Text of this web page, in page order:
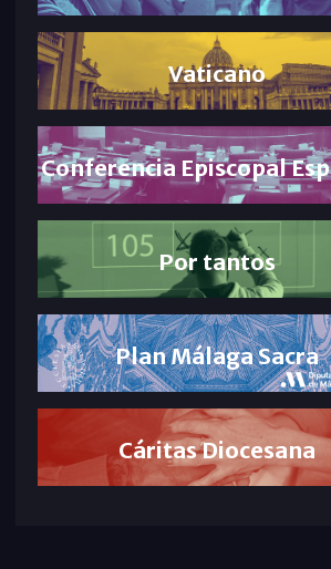
Vaticano
Conferencia Episcopal
Por tantos
Plan Málaga Sacra
Cáritas Diocesana